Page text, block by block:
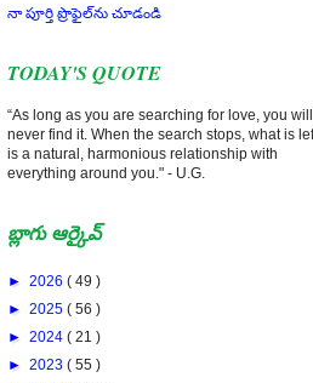
never find it. When the search stops, what is left
is a natural, harmonious relationship with
everything around you." - U.G.
► 2025 ( 56 )
► 2024 ( 21 )
► 2023 ( 55 )
▼ 2022 ( 148 )